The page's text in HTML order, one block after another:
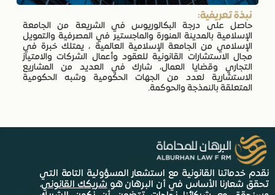
نبذة تعريفية:
حاصل على درجة البكالوريوس في الشريعة من الجامعة
الإسلامية بالمدينة المنورة والماجستير في المصرفية والتمويل
الإسلامي من الجامعة الإسلامية العالمية ، يمتلك خبرة في
مجال الاستشارات القانونية للعقود وأعمال الشركات والامتياز
التجاري وقضايا العمال، شارك في العديد من المشاريع
الاستشارية لعدد من الجهات الحكومية وشبه الحكومية
المتعلقة بالنمذجة والحوكمة.
نقدم خدماتنا القانونية مع استشعار المسؤولية التامة التي
تحقق شعارنا الأساس في أن البرهان هو شريكك القانوني،